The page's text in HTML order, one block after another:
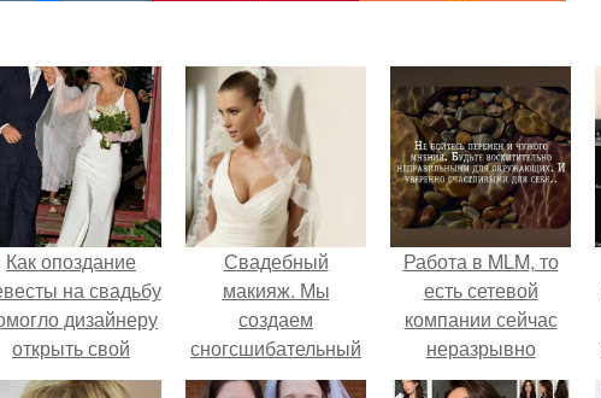
Как опоздание
на свадьбу
дизайнеру
открыть свой
бренд.
Свадебный
макияж. Мы
создаем
сногсшибательный
образ.
Работа в MLM, то
есть сетевой
компании сейчас
неразрывно
связана с создание